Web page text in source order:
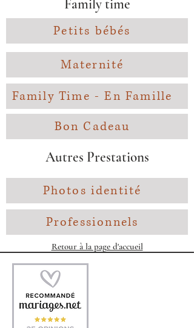
Family time
Petits bébés
Maternité
Family Time - En Famille
Bon Cadeau
Autres Prestations
Photos identité
Professionnels
Retour à la page d'accueil